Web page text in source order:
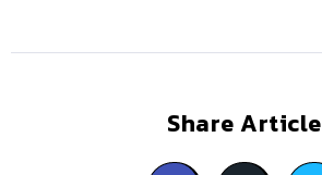
Share Article